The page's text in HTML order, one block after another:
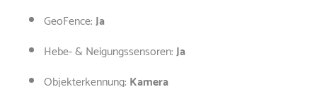
GeoFence: Ja
Hebe- & Neigungssensoren: Ja
Objekterkennung: Kamera